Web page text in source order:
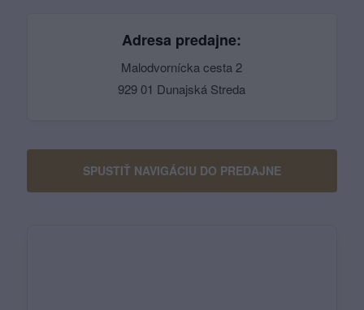
Adresa predajne:
Malodvornícka cesta 2
929 01 Dunajská Streda
SPUSTIŤ NAVIGÁCIU DO PREDAJNE